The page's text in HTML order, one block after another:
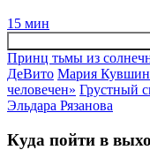
15 мин
Принц тьмы из
ДеВито Мария
человечен» Грустный
Эльдара Рязанова
Куда пойти в